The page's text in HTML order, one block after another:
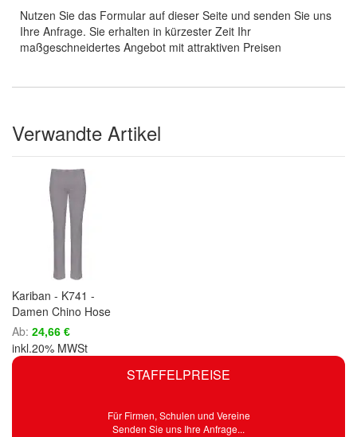
STAFFELPREISE
Für Firmen, Schulen und Vereine
Senden Sie uns Ihre Anfrage...
Nutzen Sie das Formular auf dieser Seite und senden Sie uns
Ihre Anfrage. Sie erhalten in kürzester Zeit Ihr
maßgeschneidertes Angebot mit attraktiven Preisen
Verwandte Artikel
Kariban - K741 -
Damen Chino Hose
Ab 24,66 €
inkl.20% MWSt